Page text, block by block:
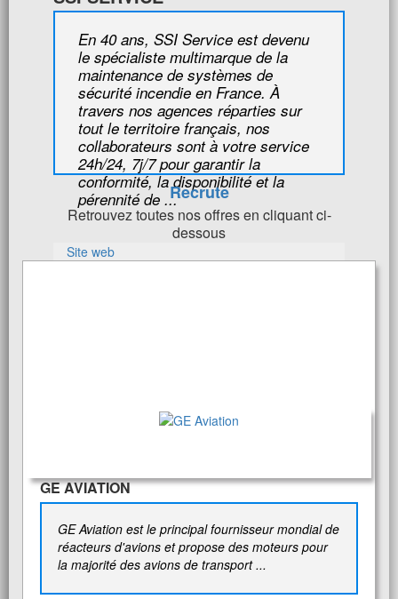
En 40 ans, SSI Service est devenu
le spécialiste multimarque de la
maintenance de systèmes de
sécurité incendie en France. À
travers nos agences réparties sur
tout le territoire français, nos
collaborateurs sont à votre service
24h/24, 7j/7 pour garantir la
conformité, la disponibilité et la
pérennité de ...Recrute
Retrouvez toutes nos offres en cliquant ci-
dessous
Site web
GE AVIATION
GE Aviation est le principal fournisseur mondial de
réacteurs d'avions et propose des moteurs pour
la majorité des avions de transport ...